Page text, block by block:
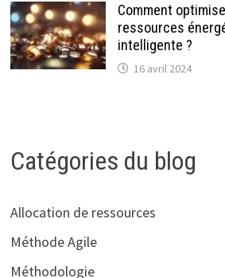
Comment
ressources
intelligente ?
16 avril 2024
Catégories du blog
Allocation de ressources
Méthode Agile
Méthodologie